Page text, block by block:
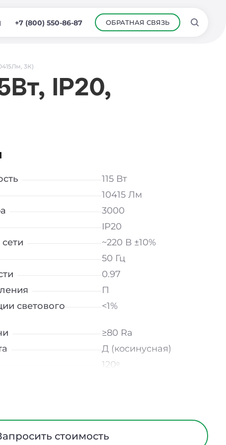
+7 (800) 550-86-87 ОБРАТНАЯ СВЯЗЬ
3К)
IP20,
115 Вт
10415 Лм
3000
IP20
~220 В ±10%
50 Гц
0.97
П
светового
<1%
≥80 Ra
Д (косинусная)
120ᵒ
стоимость